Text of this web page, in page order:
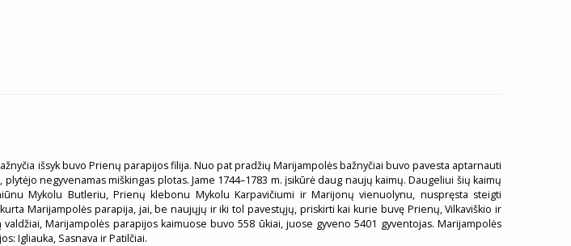
išsyk buvo Prienų parapijos filija. Nuo pat pradžių Marijampolės bažnyčiai buvo pavesta aptarnauti
negyvenamas miškingas plotas. Jame 1744–1783 m. įsikūrė daug naujų kaimų. Daugeliui šių kaimų
Mykolu Butleriu, Prienų klebonu Mykolu Karpavičiumi ir Marijonų vienuolynu, nuspręsta steigti
Marijampolės parapija, jai, be naujųjų ir iki tol pavestųjų, priskirti kai kurie buvę Prienų, Vilkaviškio ir
Marijampolės parapijos kaimuose buvo 558 ūkiai, juose gyveno 5401 gyventojas. Marijampolės
Igliauka, Sasnava ir Patilčiai.